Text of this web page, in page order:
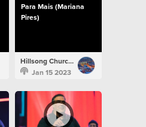
Para Mais (Mariana
Pires)
Hillsong Church Portugal
Jan 15 2023